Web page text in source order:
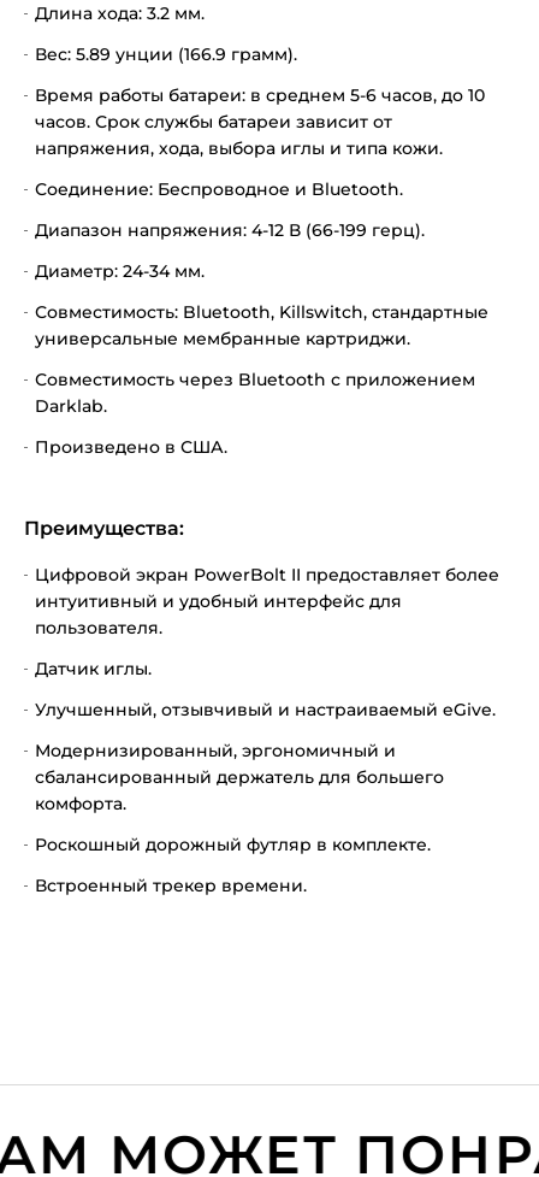
Длина хода: 3.2 мм.
Вес: 5.89 унции (166.9 грамм).
Время работы батареи: в среднем 5-6 часов, до 10
часов. Срок службы батареи зависит от
напряжения, хода, выбора иглы и типа кожи.
Соединение: Беспроводное и Bluetooth.
Диапазон напряжения: 4-12 В (66-199 герц).
Диаметр: 24-34 мм.
Совместимость: Bluetooth, Killswitch, стандартные
универсальные мембранные картриджи.
Совместимость через Bluetooth с приложением
Darklab.
Произведено в США.
Преимущества:
Цифровой экран PowerBolt II предоставляет более
интуитивный и удобный интерфейс для
пользователя.
Датчик иглы.
Улучшенный, отзывчивый и настраиваемый eGive.
Модернизированный, эргономичный и
сбалансированный держатель для большего
комфорта.
Роскошный дорожный футляр в комплекте.
Встроенный трекер времени.
МОЖЕТ